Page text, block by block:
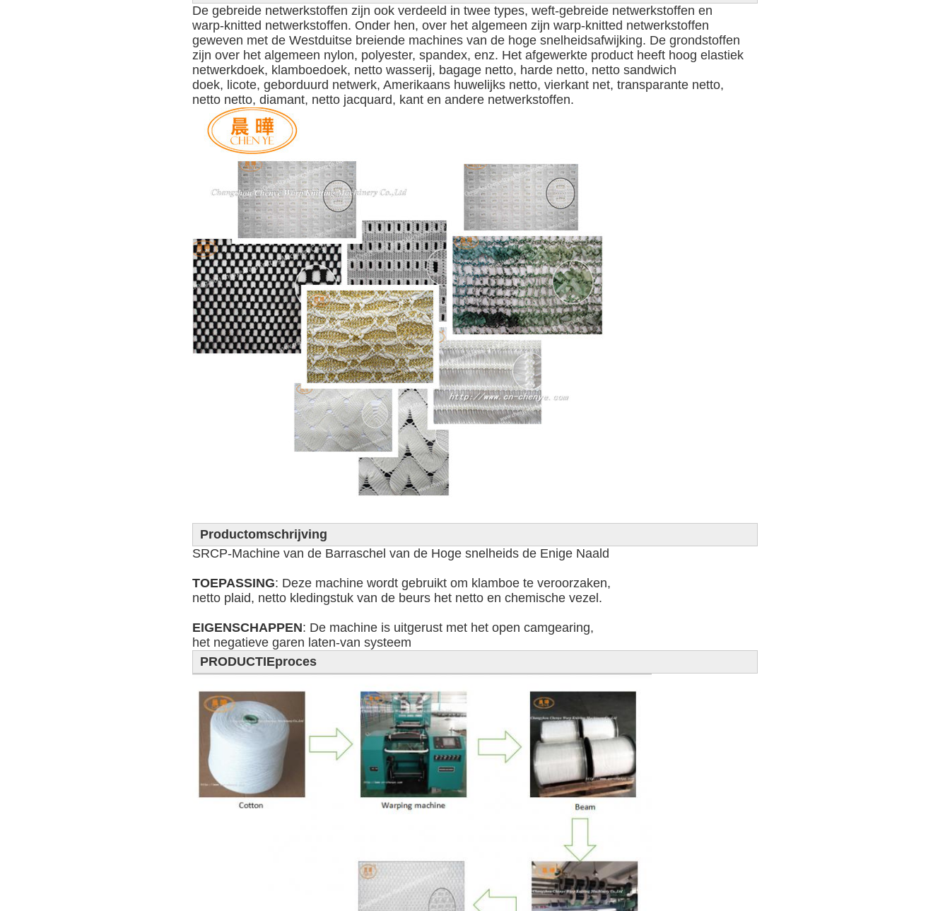
De gebreide netwerkstoffen zijn ook verdeeld in twee types, weft-gebreide netwerkstoffen en
warp-knitted netwerkstoffen. Onder hen, over het algemeen zijn warp-knitted netwerkstoffen
geweven met de Westduitse breiende machines van de hoge snelheidsafwijking. De grondstoffen
zijn over het algemeen nylon, polyester, spandex, enz. Het afgewerkte product heeft hoog elastiek
netwerkdoek, klamboedoek, netto wasserij, bagage netto, harde netto, netto sandwich
doek, licote, geborduurd netwerk, Amerikaans huwelijks netto, vierkant net, transparante netto,
netto netto, diamant, netto jacquard, kant en andere netwerkstoffen.
Productomschrijving
SRCP-Machine van de Barraschel van de Hoge snelheids de Enige Naald
TOEPASSING: Deze machine wordt gebruikt om klamboe te veroorzaken,
netto plaid, netto kledingstuk van de beurs het netto en chemische vezel.
EIGENSCHAPPEN: De machine is uitgerust met het open camgearing,
het negatieve garen laten-van systeem
PRODUCTIEproces